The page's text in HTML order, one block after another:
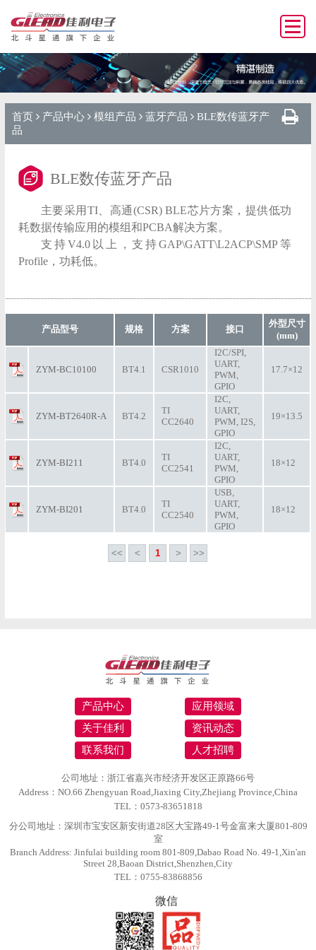
首页 产品中心 模组产品 蓝牙产品
BLE数传蓝牙产
品
BLE数传蓝牙产品
主要采用TI、高通(CSR) BLE芯片方案，提供低功
耗数据传输应用的模组和PCBA解决方案。
支持V4.0以上，支持GAP\GATT\L2ACP\SMP等
Profile，功耗低。
产品型号 规格 方案 接口
外型尺寸
(mm)
ZYM-BC10100 BT4.1 CSR1010
I2C/SPI,
UART,
PWM,
GPIO
17.7×12
ZYM-BT2640R-A BT4.2
TI
CC2640
I2C,
UART,
PWM, I2S,
GPIO
19×13.5
ZYM-BI211 BT4.0
TI
CC2541
I2C,
UART,
PWM,
GPIO
18×12
ZYM-BI201 BT4.0
TI
CC2540
USB,
UART,
PWM,
GPIO
18×12
<< < 1 > >>
产品中心
应用领域
关于佳利
资讯动态
联系我们
人才招聘
公司地址：浙江省嘉兴市经济开发区正原路66号
Address：NO.66 Zhengyuan Road,Jiaxing City,Zhejiang Province,China
TEL：0573-83651818
分公司地址：深圳市宝安区新安街道28区大宝路49-1号金富来大厦801-809
室
Branch Address: Jinfulai building room 801-809,Dabao Road No. 49-1,Xin'an
Street 28,Baoan District,Shenzhen,City
TEL：0755-83868856
微信